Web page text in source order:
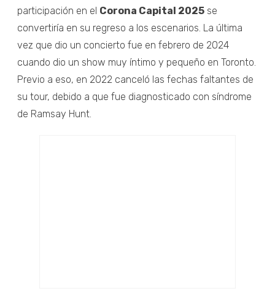
participación en el Corona Capital 2025 se
convertiría en su regreso a los escenarios. La última
vez que dio un concierto fue en febrero de 2024
cuando dio un show muy íntimo y pequeño en Toronto.
Previo a eso, en 2022 canceló las fechas faltantes de
su tour, debido a que fue diagnosticado con síndrome
de Ramsay Hunt.